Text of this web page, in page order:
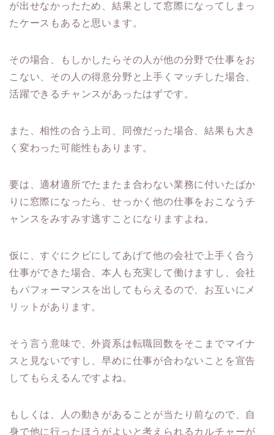
が出せなかったため、結果として窓際になってしまっ
たケースもあると思います。
その場合、もしかしたらその人が他の分野で仕事をお
こない、その人の得意分野と上手くマッチした場合、
活躍できるチャンスがあったはずです。
また、相性の合う上司、同僚だった場合、結果も大き
く変わった可能性もあります。
要は、適材適所でたまたま合わない業務に付いたばか
りに窓際になったら、せっかく他の仕事をおこなうチ
ャンスをみすみす逃すことになりますよね。
仮に、すぐにクビにしてあげて他の会社で上手く合う
仕事ができた場合、本人も充実して働けますし、会社
もパフォーマンスを出してもらえるので、お互いにメ
リットがあります。
そう言う意味で、外資系は転職回数をそこまでマイナ
スと見ないですし、早めに仕事が合わないことを宣告
してもらえるんですよね。
もしくは、人の動きがあることが当たり前なので、自
身で他に行ったほうがよいと考えられるカルチャーが